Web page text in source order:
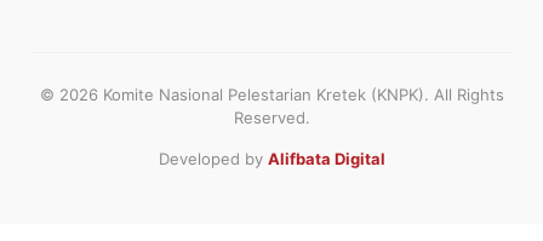
© 2026 Komite Nasional Pelestarian Kretek (KNPK). All Rights
Reserved.
Developed by Alifbata Digital